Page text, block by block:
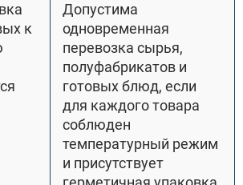
к
Допустима
одновременная
перевозка сырья,
полуфабрикатов и
готовых блюд, если
для каждого товара
соблюден
температурный режим
и присутствует